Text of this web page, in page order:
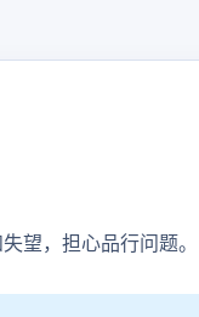
望，担心品行问题。